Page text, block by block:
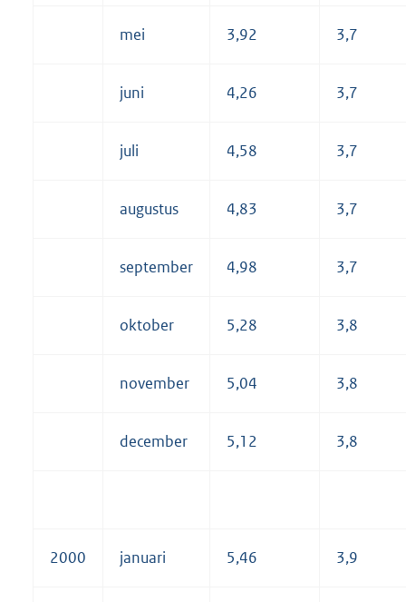
mei 3,92 3,7
juni 4,26 3,7
juli 4,58 3,7
augustus 4,83 3,7
september 4,98 3,7
oktober 5,28 3,8
november 5,04 3,8
december 5,12 3,8
2000 januari 5,46 3,9